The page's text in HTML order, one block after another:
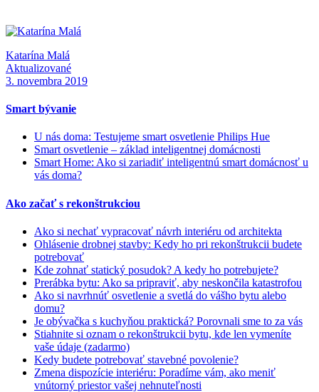
Katarína Malá
Aktualizované
3. novembra 2019
Smart bývanie
U nás doma: Testujeme smart osvetlenie Philips Hue
Smart osvetlenie – základ inteligentnej domácnosti
Smart Home: Ako si zariadiť inteligentnú smart domácnosť u
vás doma?
Ako začať s rekonštrukciou
Ako si nechať vypracovať návrh interiéru od architekta
Ohlásenie drobnej stavby: Kedy ho pri rekonštrukcii budete
potrebovať
Kde zohnať statický posudok? A kedy ho potrebujete?
Prerábka bytu: Ako sa pripraviť, aby neskončila katastrofou
Ako si navrhnúť osvetlenie a svetlá do vášho bytu alebo
domu?
Je obývačka s kuchyňou praktická? Porovnali sme to za vás
Stiahnite si oznam o rekonštrukcii bytu, kde len vymeníte
vaše údaje (zadarmo)
Kedy budete potrebovať stavebné povolenie?
Zmena dispozície interiéru: Poradíme vám, ako meniť
vnútorný priestor vašej nehnuteľnosti